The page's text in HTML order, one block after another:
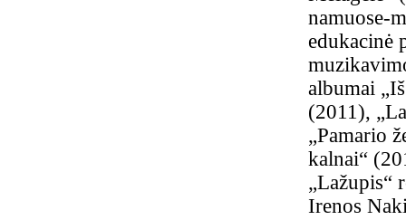
namuose-
edukacinė
albumai
(2011),
„Pamario
kalnai“
„Lažupis“
Irenos